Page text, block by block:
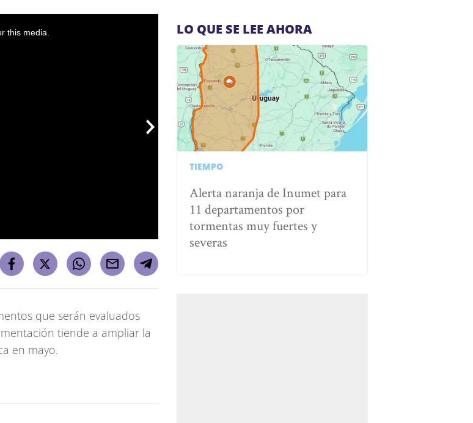
this media.
que serán evaluados
tiende a ampliar la
en mayo.
LO QUE SE LEE AHORA
TIEMPO
Alerta naranja de Inumet para
11 departamentos por
tormentas muy fuertes y
severas